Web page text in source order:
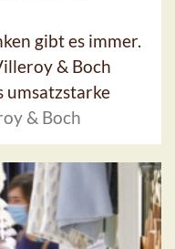
gibt es immer.
& Boch
umsatzstarke
& Boch